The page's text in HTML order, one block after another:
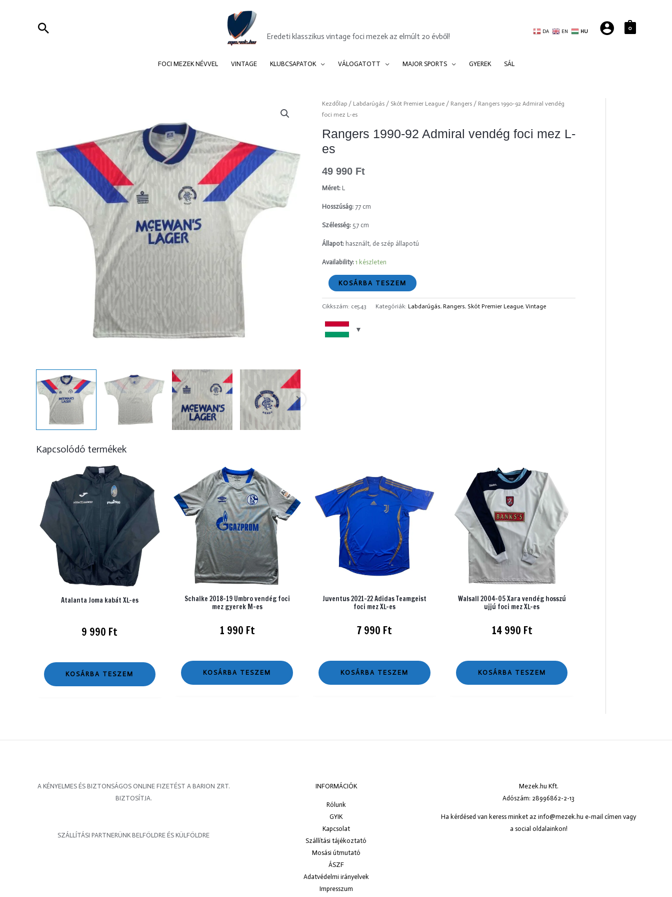
Search Eredeti klasszikus vintage foci mezek az elmúlt 20 évből!
DA EN HU 0
FOCI MEZEK NÉVVEL VINTAGE KLUBCSAPATOK VÁLOGATOTT MAJOR SPORTS GYEREK SÁL
Kezdőlap/ Labdarúgás/ Skót Premier League/ Rangers/ Rangers 1990-92 Admiral vendég
foci mez L-es
Rangers 1990-92 Admiral vendég foci mez L-
es
49 990 Ft
Méret:L
Hosszúság: 77 cm
Szélesség: 57 cm
Állapot:használt, de szép állapotú
Availability: 1 készleten
Rangers
1990-
Admiral
vendég
mez
L-
mennyiség
KOSÁRBA TESZEM
Cikkszám: ce543 Kategóriák: Labdarúgás, Rangers, Skót Premier League, Vintage
Kapcsolódó termékek
Atalanta Joma kabát XL-es
9 990 Ft
KOSÁRBA TESZEM
Schalke 2018-19 Umbro vendég foci
mez gyerek M-es
1 990 Ft
KOSÁRBA TESZEM
Juventus 2021-22 Adidas Teamgeist
foci mez XL-es
7 990 Ft
KOSÁRBA TESZEM
Walsall 2004-05 Xara vendég hosszú
ujjú foci mez XL-es
14 990 Ft
KOSÁRBA TESZEM
A KÉNYELMES ÉS BIZTONSÁGOS ONLINE FIZETÉST A BARION ZRT.
BIZTOSÍTJA.
SZÁLLÍTÁSI PARTNERÜNK BELFÖLDRE ÉS KÜLFÖLDRE
INFORMÁCIÓK
Rólunk
GYIK
Kapcsolat
Szállítási tájékoztató
Mosási útmutató
ÁSZF
Adatvédelmi irányelvek
Impresszum
Mezek.hu Kft.
Adószám: 28996862-2-13
Ha kérdésed van keress minket az info@mezek.hu e-mail címen vagy
a social oldalainkon!